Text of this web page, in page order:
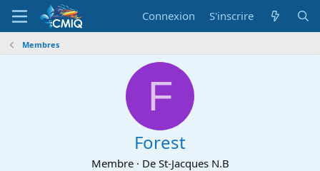
Connexion S'inscrire
Membres
F
Forest
Membre · De St-Jacques N.B